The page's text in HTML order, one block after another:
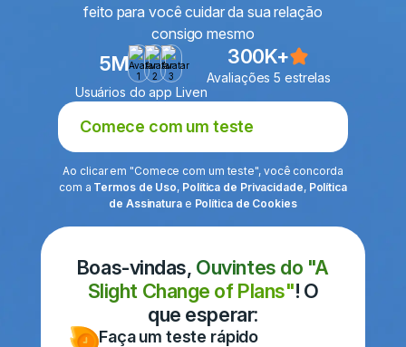
feito para você cuidar da sua relação
consigo mesmo
5M
Usuários do app Liven
300K+
Avaliações 5 estrelas
Comece com um teste
Ao clicar em "Comece com um teste", você concorda
com a Termos de Uso, Política de Privacidade, Política
de Assinaturae Política de Cookies
Boas-vindas, Ouvintes do "A
Slight Change of Plans"! O
que esperar:
Faça um teste rápido